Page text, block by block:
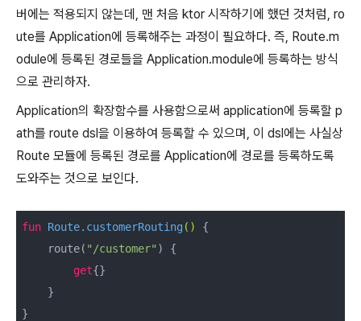
버에는 적용되지 않는데, 맨 처음 ktor 시작하기에 했던 것처럼, ro
ute를 Application에 등록해주는 과정이 필요하다. 즉, Route.m
odule에 등록된 경로들을 Application.module에 등록하는 방식
으로 관리하자.
Application의 확장함수를 사용함으로써 application에 등록할 p
ath를 route dsl을 이용하여 등록할 수 있으며, 이 dsl에는 사실상
Route 모듈에 등록된 경로를 Application에 경로를 등록하도록
도와주는 것으로 보인다.
fun Route. customerRouting ()
{
    route(
"/customer" ) {
get{}
    }
}